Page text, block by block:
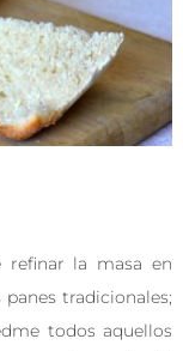
refinar la masa en
tradicionales;
todos aquellos